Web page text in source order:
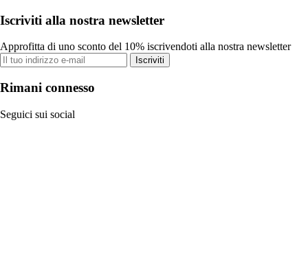
Iscriviti alla nostra newsletter
Approfitta di uno sconto del 10% iscrivendoti alla nostra newsletter
Iscriviti
Rimani connesso
Seguici sui social